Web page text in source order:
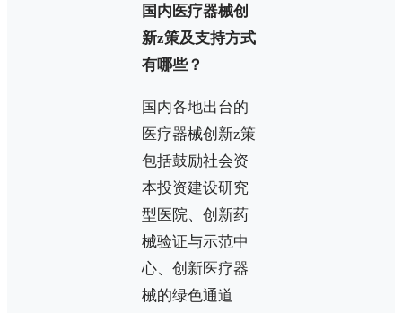
国内医疗器械创
新z策及支持方式
有哪些？
国内各地出台的
医疗器械创新z策
包括鼓励社会资
本投资建设研究
型医院、创新药
械验证与示范中
心、创新医疗器
械的绿色通道